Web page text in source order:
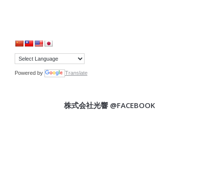
Powered by Translate
株式会社光響 @FACEBOOK